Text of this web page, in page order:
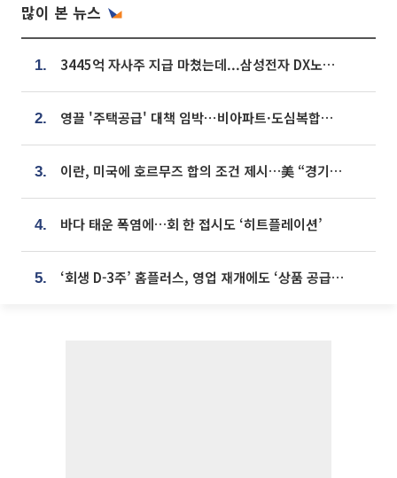
많이 본 뉴스
1. 3445억 자사주 지급 마쳤는데...삼성전자 DX노조, 뒤늦은 '떼쓰기 집회'
2. 영끌 '주택공급' 대책 임박⋯비아파트·도심복합까지 총동원
3. 이란, 미국에 호르무즈 합의 조건 제시…美 “경기 아직 안 끝나” [종합]
4. 바다 태운 폭염에…회 한 접시도 ‘히트플레이션’
5. ‘회생 D-3주’ 홈플러스, 영업 재개에도 ‘상품 공급망’ 복구가 생존 관건